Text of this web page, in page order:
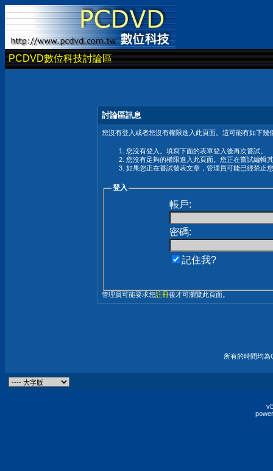
PCDVD數位科技討論區
討論區訊息
您沒有登入或者您沒有權限進入此頁面。這可能有如下幾
您沒有登入。填寫下面的表單登入後再次嘗試。
您沒有足夠的權限進入此頁面。您正在嘗試編輯
如果您正在嘗試發表文章，管理員可能已經禁止
登入
帳戶:
密碼:
記住我?
管理員可能要求您註冊後才可瀏覽此頁面。
所有的時間均為